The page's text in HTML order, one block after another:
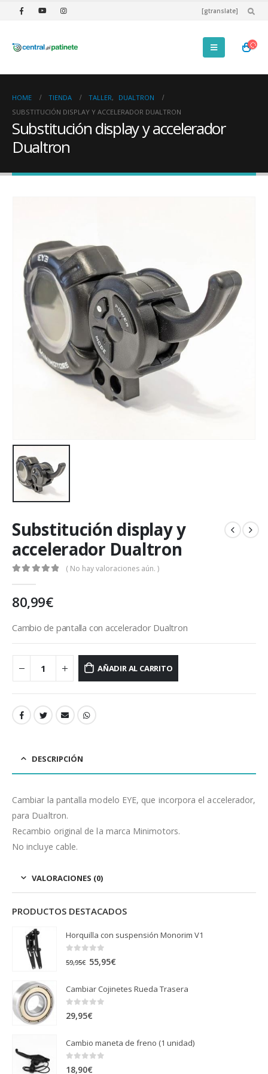
[gtranslate]
HOME TIENDA TALLER,
DUALTRON
SUBSTITUCIÓN DISPLAY Y ACCELERADOR DUALTRON
Substitución display y accelerador
Dualtron
Substitución display y
accelerador Dualtron
( No hay valoraciones aún. )
80,99€
Cambio de pantalla con accelerador Dualtron
AÑADIR AL CARRITO
DESCRIPCIÓN
Cambiar la pantalla modelo EYE, que incorpora el accelerador,
para Dualtron.
Recambio original de la marca Minimotors.
No incluye cable.
VALORACIONES (0)
PRODUCTOS DESTACADOS
Horquilla con suspensión Monorim V1
out of 5
59,95€ El
original
era:
59,95€.
55,95€
actual
Cambiar Cojinetes Rueda Trasera
0 out of 5
29,95€
Cambio maneta de freno (1 unidad)
0 out of 5
18,90€